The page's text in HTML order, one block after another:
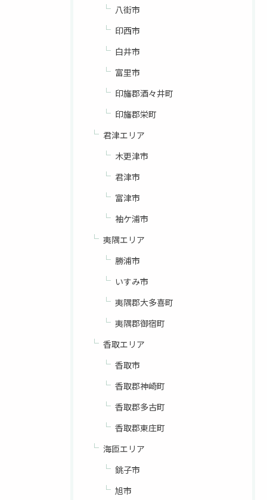
八街市
印西市
白井市
富里市
印旛郡酒々井町
印旛郡栄町
君津エリア
木更津市
君津市
富津市
袖ケ浦市
夷隅エリア
勝浦市
いすみ市
夷隅郡大多喜町
夷隅郡御宿町
香取エリア
香取市
香取郡神崎町
香取郡多古町
香取郡東庄町
海匝エリア
銚子市
旭市